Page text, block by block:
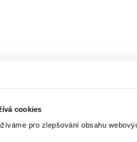
cookies
pro zlepšování obsahu